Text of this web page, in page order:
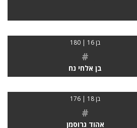
בן 16 | 180
#
בן אלחי נח
בן 18 | 176
#
אהוד גרוסמן